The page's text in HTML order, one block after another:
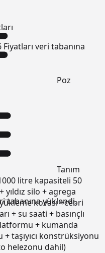
veri tabanına
tabanına yüklendi.
Poz
Tanım
litre kapasiteli 50
silo + agrega
kovası +cebri
+ su saati + basınçlı
+ kumanda
taşıyıcı konstrüksiyonu
helezonu dahil)